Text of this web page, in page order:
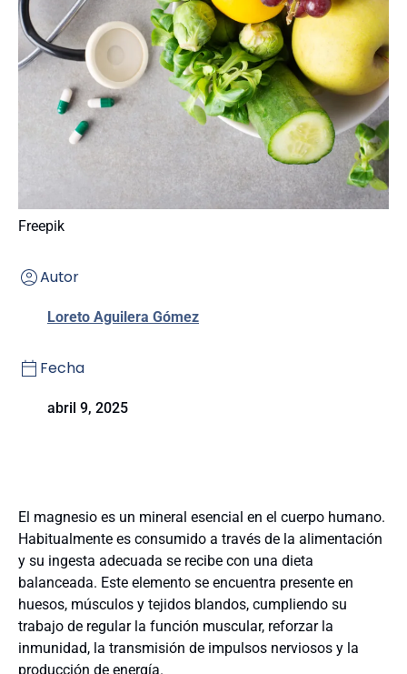
Freepik
Autor
Loreto Aguilera Gómez
Fecha
abril 9, 2025
El magnesio es un mineral esencial en el cuerpo humano.
Habitualmente es consumido a través de la alimentación
y su ingesta adecuada se recibe con una dieta
balanceada. Este elemento se encuentra presente en
huesos, músculos y tejidos blandos, cumpliendo su
trabajo de regular la función muscular, reforzar la
inmunidad, la transmisión de impulsos nerviosos y la
producción de energía.